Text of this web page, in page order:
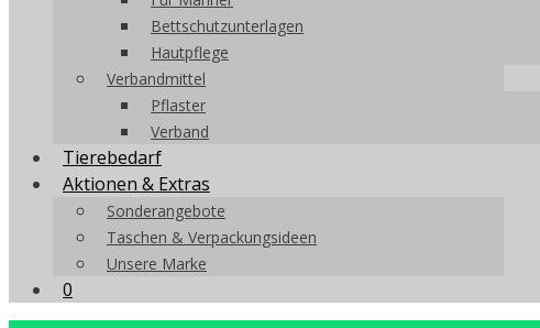
Bettschutzunterlagen
Hautpflege
Verbandmittel
Pflaster
Verband
Tierebedarf
Aktionen & Extras
Sonderangebote
Taschen & Verpackungsideen
Unsere Marke
0